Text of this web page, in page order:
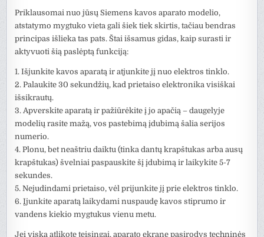
Priklausomai nuo jūsų Siemens kavos aparato modelio,
atstatymo mygtuko vieta gali šiek tiek skirtis, tačiau bendras
principas išlieka tas pats. Štai išsamus gidas, kaip surasti ir
aktyvuoti šią paslėptą funkciją:
1. Išjunkite kavos aparatą ir atjunkite jį nuo elektros tinklo.
2. Palaukite 30 sekundžių, kad prietaiso elektronika visiškai
išsikrautų.
3. Apverskite aparatą ir pažiūrėkite į jo apačią – daugelyje
modelių rasite mažą, vos pastebimą įdubimą šalia serijos
numerio.
4. Plonu, bet neaštriu daiktu (tinka dantų krapštukas arba ausų
krapštukas) švelniai paspauskite šį įdubimą ir laikykite 5-7
sekundes.
5. Nejudindami prietaiso, vėl prijunkite jį prie elektros tinklo.
6. Įjunkite aparatą laikydami nuspaudę kavos stiprumo ir
vandens kiekio mygtukus vienu metu.
Jei viską atlikote teisingai, aparato ekrane pasirodys techninės